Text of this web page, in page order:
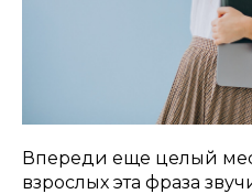
Впереди еще целый
взрослых эта фраза